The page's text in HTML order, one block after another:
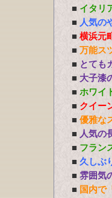
■ イタリ
■ 人気の
■ 横浜元
■ 万能ス
■ とても
■ 大子漆
■ ホワイ
■ クイー
■ 優雅な
■ 人気の
■ フラン
■ 久しぶ
■ 雰囲気
■ 国内で